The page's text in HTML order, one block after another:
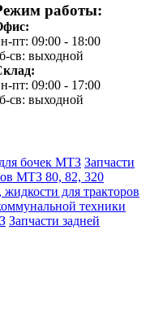
работы:
пт: 09:00 - 18:00
св: выходной
пт: 09:00 - 17:00
св: выходной
бочек МТЗ Запчасти
МТЗ 80, 82, 320
для тракторов
техники
Запчасти задней